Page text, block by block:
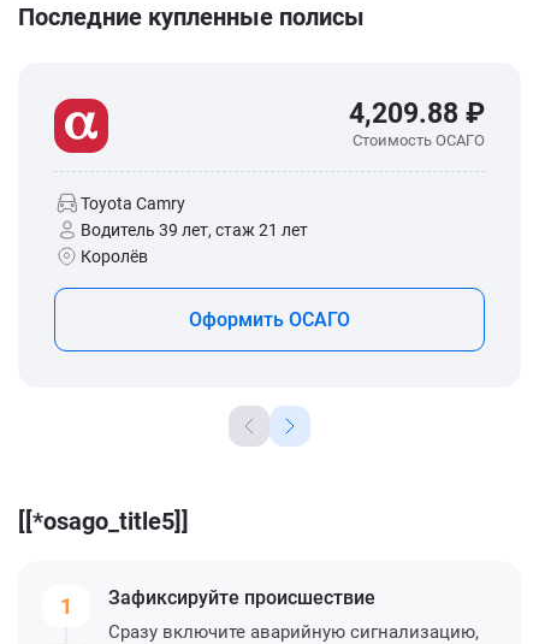
Последние купленные полисы
4,209.88 ₽
Стоимость ОСАГО
Toyota Camry
Водитель 39 лет, стаж 21 лет
Королёв
Оформить ОСАГО
[[*osago_title5]]
1 Зафиксируйте происшествие
Сразу включите аварийную сигнализацию,